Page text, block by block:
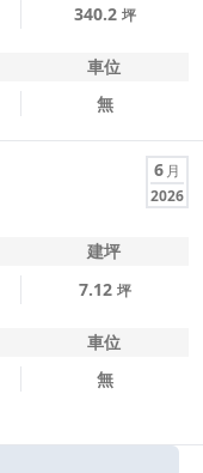
340.2 坪
車位
無
6 月
2026
建坪
7.12 坪
車位
無